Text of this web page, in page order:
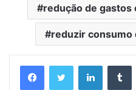
redução de gastos
reduzir consumo